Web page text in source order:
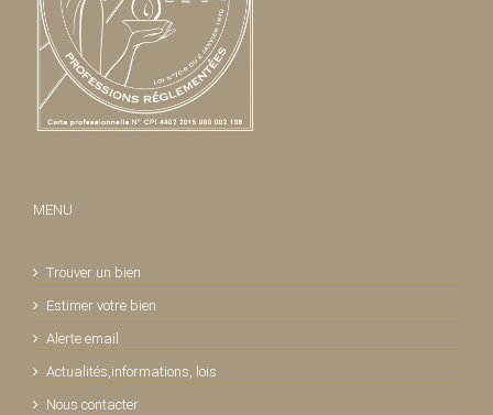
MENU
Trouver un bien
Estimer votre bien
Alerte email
Actualités,informations, lois
Nous contacter